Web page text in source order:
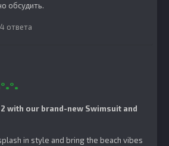
обсудить.
4 ответа
with our brand-new Swimsuit and
in style and bring the beach vibes